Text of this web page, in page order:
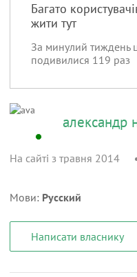
Багато
жити тут
За минулий тиждень
подивилися 119 раз
александр
На сайті з травня 2014
Мови: Русский
Написати власнику